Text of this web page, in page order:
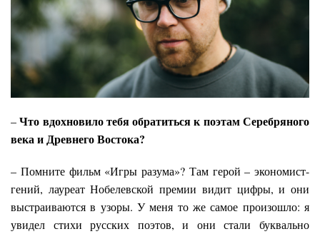
–Что вдохновило тебя обратиться к поэтам Серебряного
века и Древнего Востока?
– Помните фильм «Игры разума»? Там герой – экономист-
гений, лауреат Нобелевской премии видит цифры, и они
выстраиваются в узоры. У меня то же самое произошло: я
увидел стихи русских поэтов, и они стали буквально